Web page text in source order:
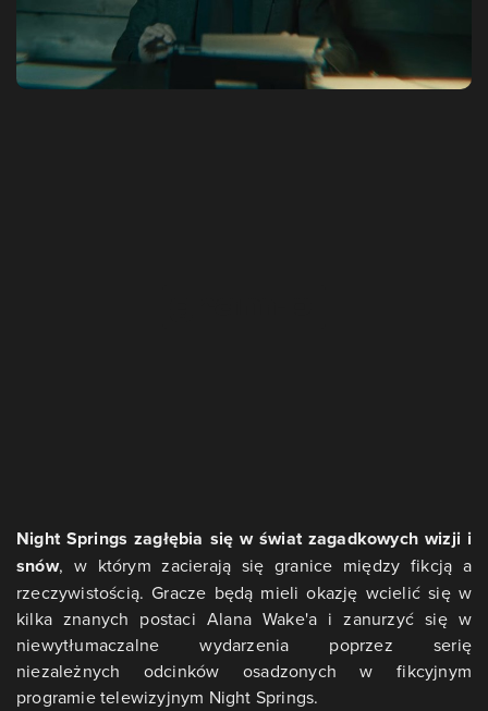
Night Springs zagłębia się w świat zagadkowych wizji i
snów, w którym zacierają się granice między fikcją a
rzeczywistością. Gracze będą mieli okazję wcielić się w
kilka znanych postaci Alana Wake'a i zanurzyć się w
niewytłumaczalne wydarzenia poprzez serię
niezależnych odcinków osadzonych w fikcyjnym
programie telewizyjnym Night Springs.